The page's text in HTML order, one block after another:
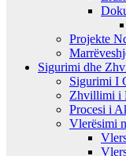
Projekte
Sigurimi dhe
Sigurimi I
Zhvillimi i
Procesi i
Vlerësimi